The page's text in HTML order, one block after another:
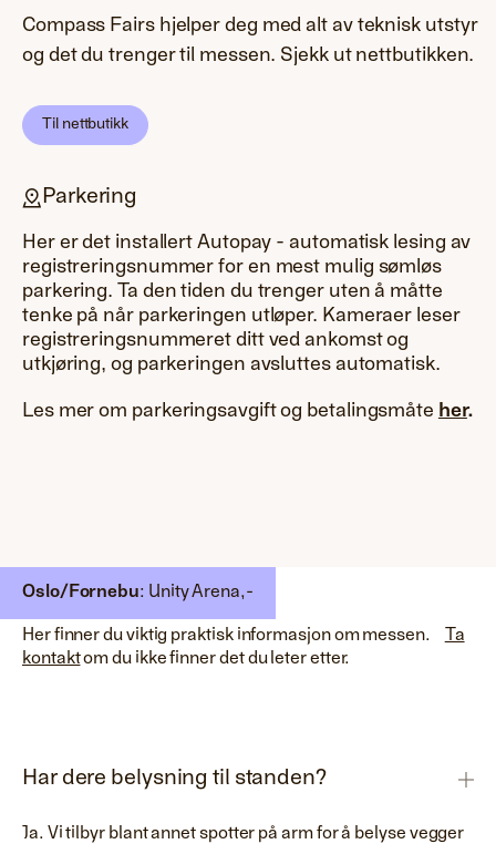
Compass Fairs hjelper deg med alt av teknisk utstyr
og det du trenger til messen. Sjekk ut nettbutikken.
Til nettbutikk
Parkering
Her er det installert Autopay - automatisk lesing av
registreringsnummer for en mest mulig sømløs
parkering. Ta den tiden du trenger uten å måtte
tenke på når parkeringen utløper. Kameraer leser
registreringsnummeret ditt ved ankomst og
utkjøring, og parkeringen avsluttes automatisk.
Les mer om parkeringsavgift og betalingsmåte her.
Oslo/Fornebu: Unity Arena,-
Mer informasjon
Her finner du viktig praktisk informasjon om messen.
Ta
kontaktom du ikke finner det du leter etter.
Har dere belysning til standen?
Ja. Vi tilbyr blant annet spotter på arm for å belyse vegger